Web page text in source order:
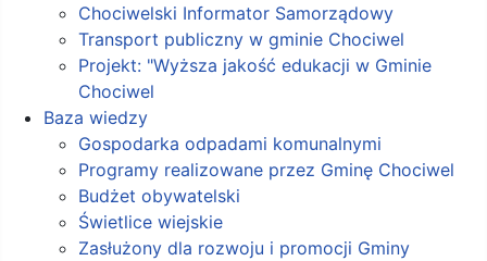
Chociwelski Informator Samorządowy
Transport publiczny w gminie Chociwel
Projekt: "Wyższa jakość edukacji w Gminie
Chociwel
Baza wiedzy
Gospodarka odpadami komunalnymi
Programy realizowane przez Gminę Chociwel
Budżet obywatelski
Świetlice wiejskie
Zasłużony dla rozwoju i promocji Gminy